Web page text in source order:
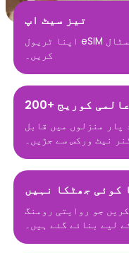
تیز سیٹ اپ
اپنا ٹریول eSIM دنیا میں کہیں بھی منٹوں میں انسٹال
کریں۔
عالمی کوریج
پار منزلوں میں قابل
نیٹ ورکس سے جڑیں۔
کوئی جھٹکا نہیں
جو روایتی رومنگ
لیے بنائے گئے ہیں۔